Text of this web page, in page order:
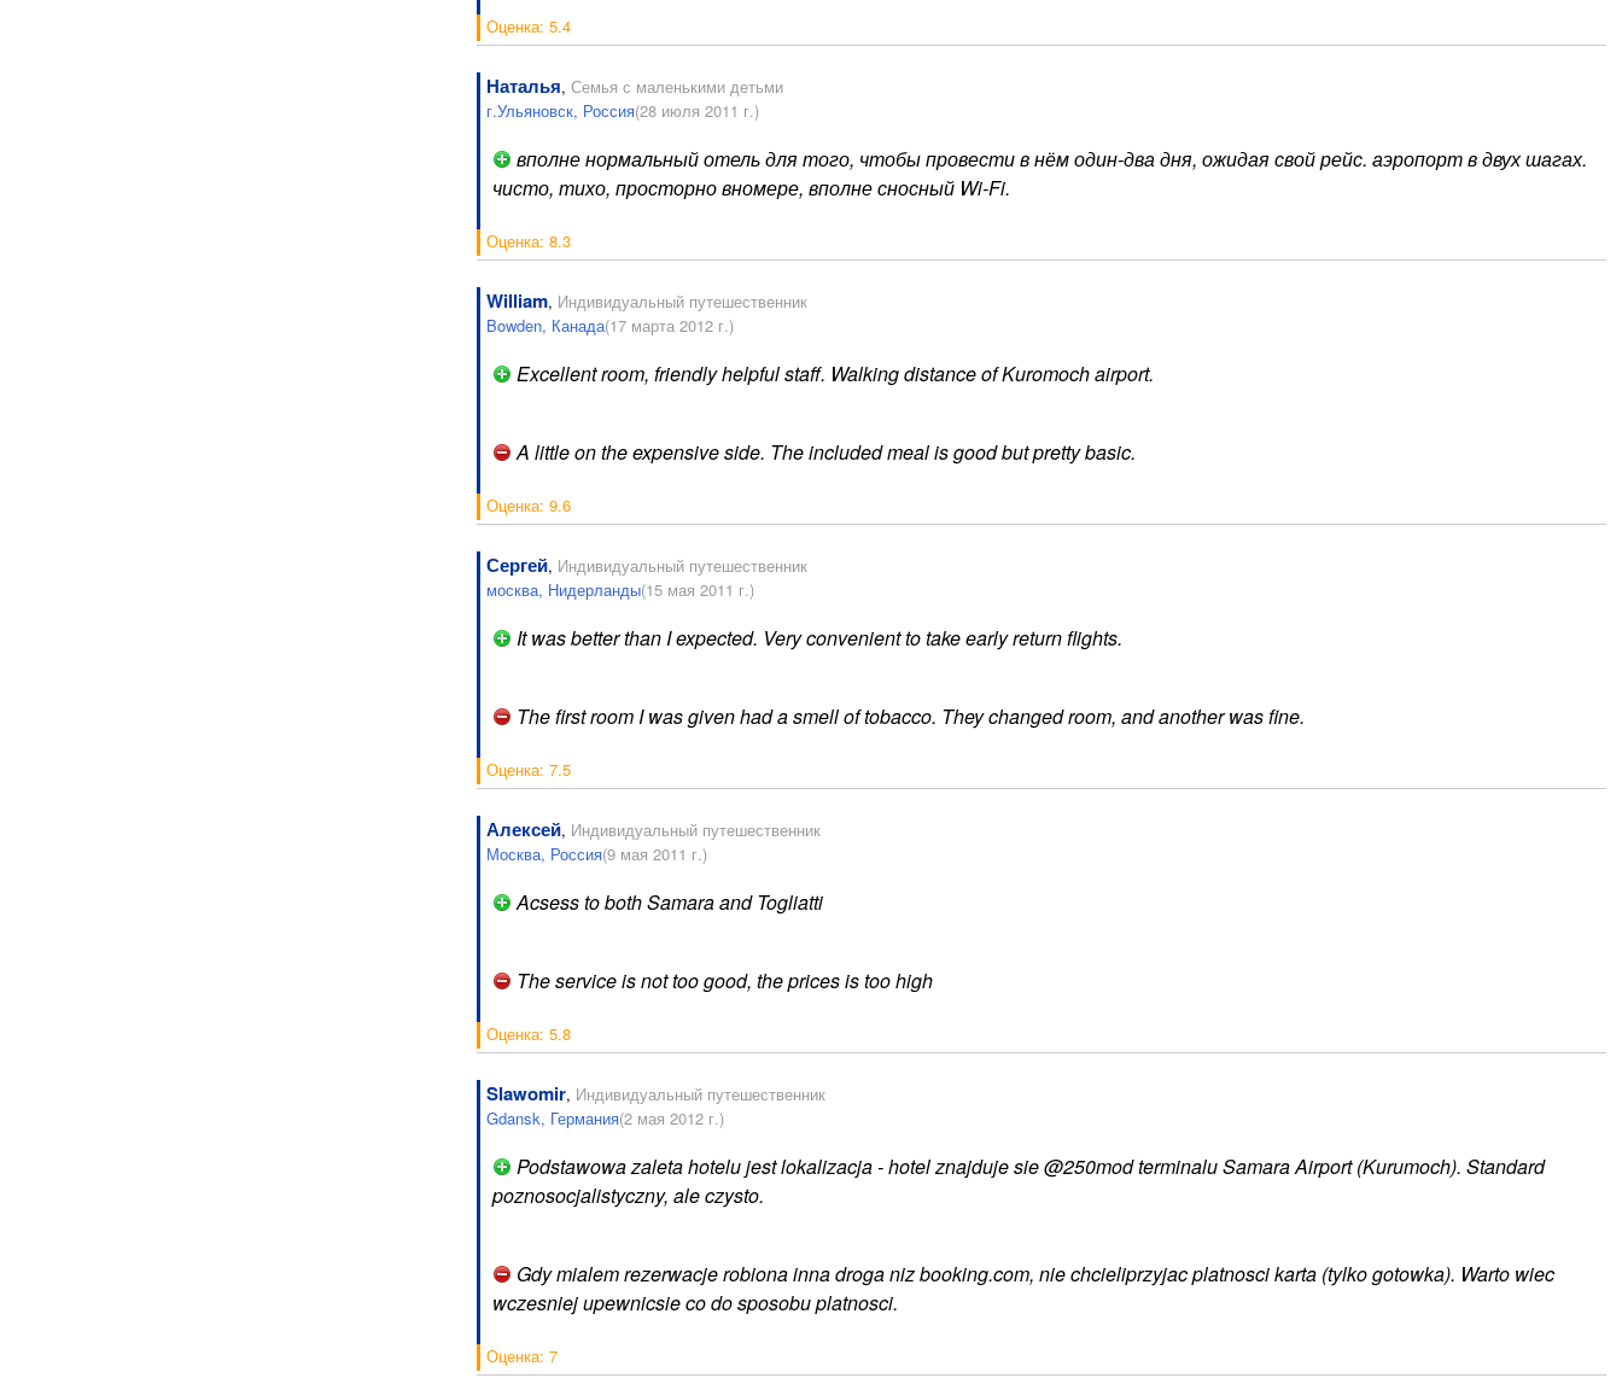
Оценка: 5.4
Наталья, Семья с маленькими детьми
г.Ульяновск, Россия(28 июля 2011 г.)
вполне нормальный отель для того, чтобы провести в нём один-два дня, ожидая свой рейс. аэропорт в двух шагах.
чисто, тихо, просторно вномере, вполне сносный Wi-Fi.
Оценка: 8.3
William, Индивидуальный путешественник
Bowden, Канада(17 марта 2012 г.)
Excellent room, friendly helpful staff. Walking distance of Kuromoch airport.
A little on the expensive side. The included meal is good but pretty basic.
Оценка: 9.6
Сергей, Индивидуальный путешественник
москва, Нидерланды(15 мая 2011 г.)
It was better than I expected. Very convenient to take early return flights.
The first room I was given had a smell of tobacco. They changed room, and another was fine.
Оценка: 7.5
Алексей, Индивидуальный путешественник
Москва, Россия(9 мая 2011 г.)
Acsess to both Samara and Togliatti
The service is not too good, the prices is too high
Оценка: 5.8
Slawomir, Индивидуальный путешественник
Gdansk, Германия(2 мая 2012 г.)
Podstawowa zaleta hotelu jest lokalizacja - hotel znajduje sie @250mod terminalu Samara Airport (Kurumoch). Standard
poznosocjalistyczny, ale czysto.
Gdy mialem rezerwacje robiona inna droga niz booking.com, nie chcieliprzyjac platnosci karta (tylko gotowka). Warto wiec
wczesniej upewnicsie co do sposobu platnosci.
Оценка: 7